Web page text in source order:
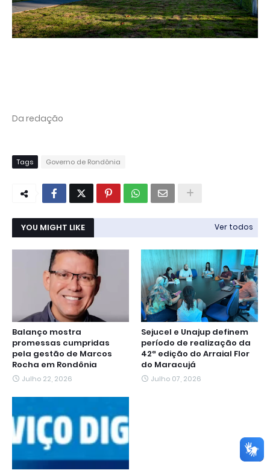
Da redação
Tags Governo de Rondônia
YOU MIGHT LIKE Ver todos
Balanço mostra
promessas cumpridas
pela gestão de Marcos
Rocha em Rondônia
Julho 22, 2026
Sejucel e Unajup definem
período de realização da
42ª edição do Arraial Flor
do Maracujá
Julho 07, 2026